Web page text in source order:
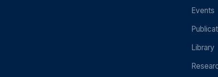
Events
Library